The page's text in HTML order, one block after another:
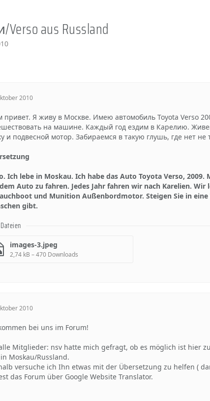
aus Russland
2010
привет. Я живу в Москве. Имею автомобиль Toyota Verso
на машине. Каждый год ездим в Карелию.
и подвесной мотор. Забираемся в такую глушь, где нет
Ich lebe in Moskau. Ich habe das Auto Toyota Verso,
Auto zu fahren. Jedes Jahr fahren wir nach Karelien.
und Munition Außenbordmotor. Steigen Sie in
gibt.
Dateien
images-3.jpeg
2,74 kB – 470 Downloads
2010
bei uns im Forum!
Mitglieder: nsv hatte mich gefragt, ob es möglich ist hier
Moskau/Russland.
versuche ich Ihn etwas mit der Übersetzung zu helfen (
das Forum über Google Website Translator.